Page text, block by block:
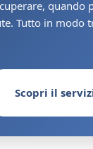
quando
Tutto in modo
Scopri il